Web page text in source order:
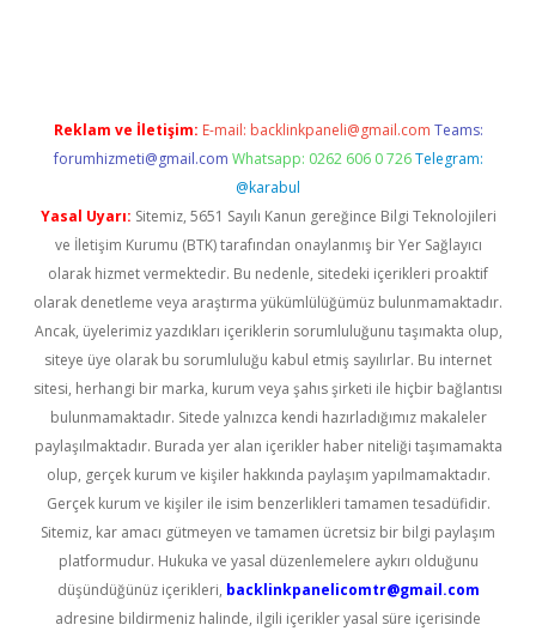
Reklam ve İletişim: E-mail: backlinkpaneli@gmail.com Teams:
forumhizmeti@gmail.com Whatsapp: 0262 606 0 726 Telegram:
@karabul
Yasal Uyarı: Sitemiz, 5651 Sayılı Kanun gereğince Bilgi Teknolojileri
ve İletişim Kurumu (BTK) tarafından onaylanmış bir Yer Sağlayıcı
olarak hizmet vermektedir. Bu nedenle, sitedeki içerikleri proaktif
olarak denetleme veya araştırma yükümlülüğümüz bulunmamaktadır.
Ancak, üyelerimiz yazdıkları içeriklerin sorumluluğunu taşımakta olup,
siteye üye olarak bu sorumluluğu kabul etmiş sayılırlar. Bu internet
sitesi, herhangi bir marka, kurum veya şahıs şirketi ile hiçbir bağlantısı
bulunmamaktadır. Sitede yalnızca kendi hazırladığımız makaleler
paylaşılmaktadır. Burada yer alan içerikler haber niteliği taşımamakta
olup, gerçek kurum ve kişiler hakkında paylaşım yapılmamaktadır.
Gerçek kurum ve kişiler ile isim benzerlikleri tamamen tesadüfidir.
Sitemiz, kar amacı gütmeyen ve tamamen ücretsiz bir bilgi paylaşım
platformudur. Hukuka ve yasal düzenlemelere aykırı olduğunu
düşündüğünüz içerikleri, backlinkpanelicomtr@gmail.com
adresine bildirmeniz halinde, ilgili içerikler yasal süre içerisinde